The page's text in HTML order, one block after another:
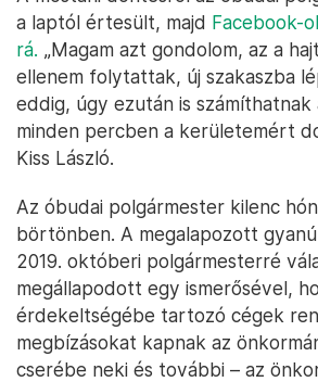
a laptól értesült, majd Facebook-
rá. „Magam azt gondolom, az a
ellenem folytattak, új szakaszba
eddig, úgy ezután is számíthatnak
minden percben a kerületemért
Kiss László.
Az óbudai polgármester kilenc
börtönben. A megalapozott
2019. októberi polgármesterré
megállapodott egy ismerősével,
érdekeltségébe tartozó cégek
megbízásokat kapnak az
cserébe neki és további – az